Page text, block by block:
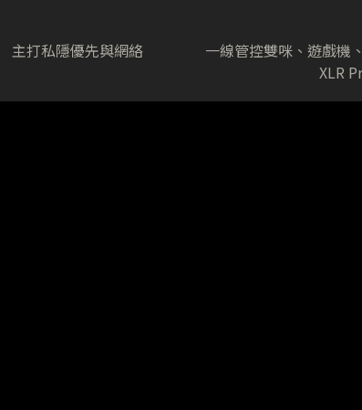
主打私隱優先與網絡
一線管控雙咪、遊戲
XLR